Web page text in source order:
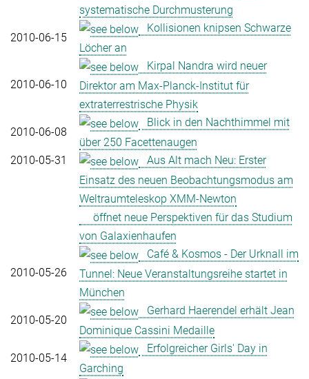
systematische Durchmusterung
2010-06-15
Kollisionen knipsen Schwarze
Löcher an
2010-06-10
Kirpal Nandra wird neuer
Direktor am Max-Planck-Institut für
extraterrestrische Physik
2010-06-08
Blick in den Nachthimmel mit
über 250 Facettenaugen
2010-05-31
Aus Alt mach Neu: Erster
Einsatz des neuen Beobachtungsmodus am
Weltraumteleskop XMM-Newton
öffnet neue Perspektiven für das Studium
von Galaxienhaufen
2010-05-26
Café & Kosmos - Der Urknall im
Tunnel: Neue Veranstaltungsreihe startet in
München
2010-05-20
Gerhard Haerendel erhält Jean
Dominique Cassini Medaille
2010-05-14
Erfolgreicher Girls' Day in
Garching